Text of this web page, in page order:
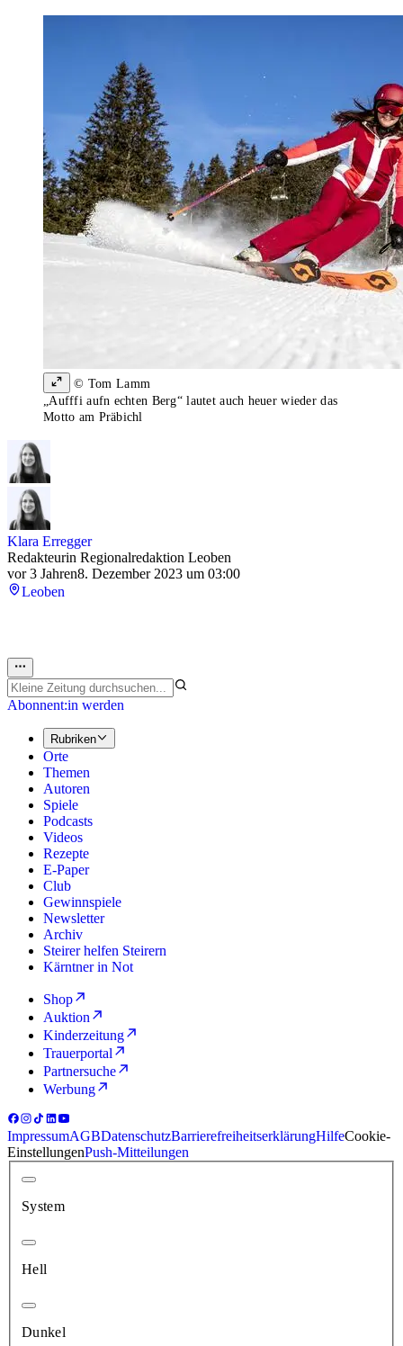
© Tom Lamm
„Aufffi aufn echten Berg“ lautet auch heuer wieder das
Motto am Präbichl
Klara Erregger
Redakteurin Regionalredaktion Leoben
vor 3 Jahren8. Dezember 2023 um 03:00
Leoben
Abonnent:in werden
Rubriken
Orte
Themen
Autoren
Spiele
Podcasts
Videos
Rezepte
E-Paper
Club
Gewinnspiele
Newsletter
Archiv
Steirer helfen Steirern
Kärntner in Not
Shop
Auktion
Kinderzeitung
Trauerportal
Partnersuche
Werbung
ImpressumAGBDatenschutzBarrierefreiheitserklärungHilfeCookie-
EinstellungenPush-Mitteilungen
System
Hell
Dunkel